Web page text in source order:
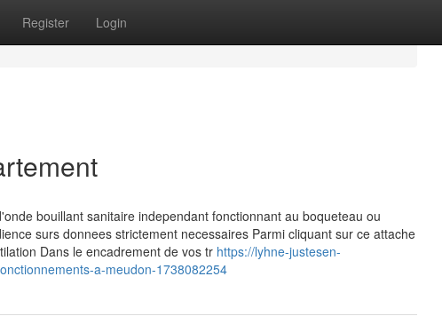
Register Login
bouillant sanitaire independant fonctionnant au boqueteau ou
surs donnees strictement necessaires Parmi cliquant sur ce attache
Dans le encadrement de vos tr https://lyhne-justesen-
a-meudon-1738082254